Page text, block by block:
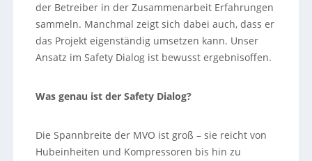
der Betreiber in der Zusammenarbeit Erfahrungen
sammeln. Manchmal zeigt sich dabei auch, dass er
das Projekt eigenständig umsetzen kann. Unser
Ansatz im Safety Dialog ist bewusst ergebnisoffen.
Was genau ist der Safety Dialog?
Die Spannbreite der MVO ist groß – sie reicht von
Hubeinheiten und Kompressoren bis hin zu